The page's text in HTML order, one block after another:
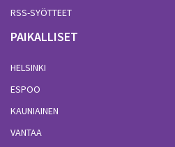
RSS-SYÖTTEET
PAIKALLISET
HELSINKI
ESPOO
KAUNIAINEN
VANTAA